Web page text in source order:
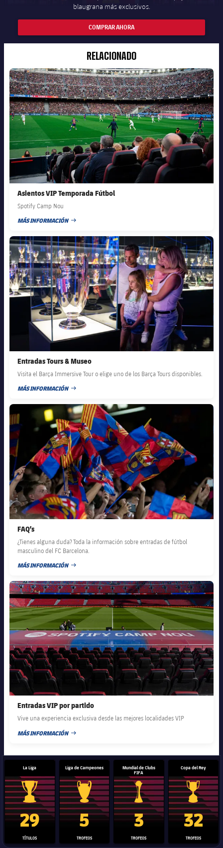
blaugrana más exclusivos.
COMPRAR AHORA
RELACIONADO
FC Barcelona club badge
Asientos VIP Temporada Fútbol
Spotify Camp Nou
MÁS INFORMACIÓN
FECHA DE PUBLICACIÓN
FC Barcelona club badge
Entradas Tours & Museo
Visita el Barça Immersive Tour o elige uno de los Barça Tours disponibles.
MÁS INFORMACIÓN
FECHA DE PUBLICACIÓN
FC Barcelona club badge
FAQ’s
¿Tienes alguna duda? Toda la información sobre entradas de fútbol
masculino del FC Barcelona.
MÁS INFORMACIÓN
FECHA DE PUBLICACIÓN
FC Barcelona club badge
Entradas VIP por partido
Vive una experiencia exclusiva desde las mejores localidades VIP
MÁS INFORMACIÓN
FECHA DE PUBLICACIÓN
La Liga
Trofeo de La Liga
29
TÍTULOS
Liga de Campeones
Trofeo de la Liga de Campeones
5
TROFEOS
Mundial de Clubs
FIFA
Trofeo del Mundial de
3
TROFEOS
Copa del Rey
Copa del
32
TROFEOS